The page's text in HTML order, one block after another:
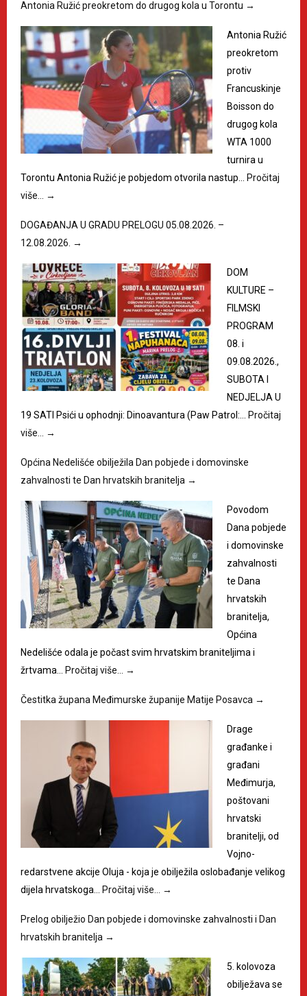
Antonia Ružić preokretom do drugog kola u Torontu →
Antonia Ružić
preokretom
protiv
Francuskinje
Boisson do
drugog kola
WTA 1000
turnira u
Torontu Antonia Ružić je pobjedom otvorila nastup…
Pročitaj
više…
→
DOGAĐANJA U GRADU PRELOGU 05.08.2026. –
12.08.2026. →
DOM
KULTURE –
FILMSKI
PROGRAM
08. i
09.08.2026.,
SUBOTA I
NEDJELJA U
19 SATI Psići u ophodnji: Dinoavantura (Paw Patrol:…
Pročitaj
više…
→
Općina Nedelišće obilježila Dan pobjede i domovinske
zahvalnosti te Dan hrvatskih branitelja →
Povodom
Dana pobjede
i domovinske
zahvalnosti
te Dana
hrvatskih
branitelja,
Općina
Nedelišće odala je počast svim hrvatskim braniteljima i
žrtvama…
Pročitaj više… →
Čestitka župana Međimurske županije Matije Posavca →
Drage
građanke i
građani
Međimurja,
poštovani
hrvatski
branitelji, od
Vojno-
redarstvene akcije Oluja - koja je obilježila oslobađanje velikog
dijela hrvatskoga…
Pročitaj više… →
Prelog obilježio Dan pobjede i domovinske zahvalnosti i Dan
hrvatskih branitelja →
5. kolovoza
obilježava se